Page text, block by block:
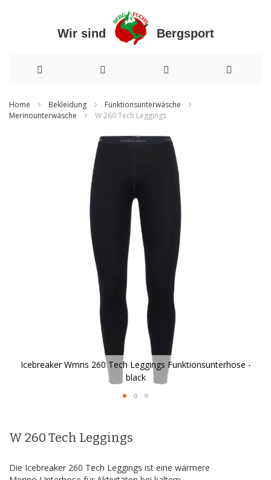
Wir sind Bergsport
zum
Home Bekleidung
Funktionsunterwäsche
Merinounterwäsche
W 260 Tech Leggings
Icebreaker Wmns 260 Tech Leggings Funktionsunterhose -
black
der
W 260 Tech Leggings
Die Icebreaker 260 Tech Leggings ist eine wärmere